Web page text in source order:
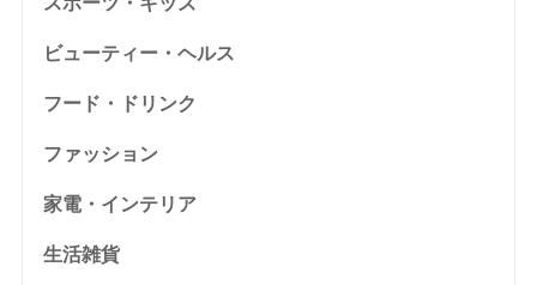
ビューティー・ヘルス
フード・ドリンク
ファッション
家電・インテリア
生活雑貨